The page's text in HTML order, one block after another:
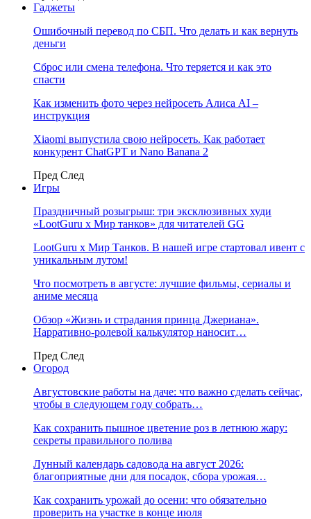
Гаджеты
Ошибочный перевод по СБП. Что делать и как вернуть
деньги
Сброс или смена телефона. Что теряется и как это
спасти
Как изменить фото через нейросеть Алиса AI –
инструкция
Xiaomi выпустила свою нейросеть. Как работает
конкурент ChatGPT и Nano Banana 2
Пред След
Игры
Праздничный розыгрыш: три эксклюзивных худи
«LootGuru х Мир танков» для читателей GG
LootGuru x Мир Танков. В нашей игре стартовал ивент с
уникальным лутом!
Что посмотреть в августе: лучшие фильмы, сериалы и
аниме месяца
Обзор «Жизнь и страдания принца Джериана».
Нарративно-ролевой калькулятор наносит…
Пред След
Огород
Августовские работы на даче: что важно сделать сейчас,
чтобы в следующем году собрать…
Как сохранить пышное цветение роз в летнюю жару:
секреты правильного полива
Лунный календарь садовода на август 2026:
благоприятные дни для посадок, сбора урожая…
Как сохранить урожай до осени: что обязательно
проверить на участке в конце июля